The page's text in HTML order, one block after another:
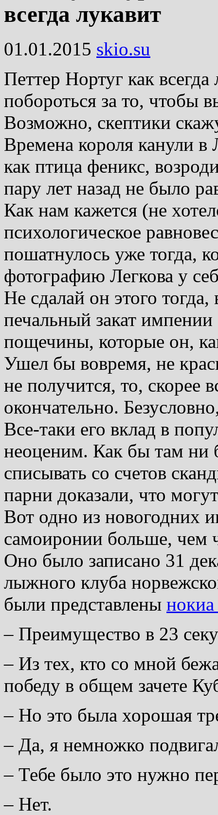
всегда лукавит
01.01.2015 skio.su
Петтер Нортуг как всегда
побороться за то, чтобы
Возможно, скептики
Времена короля канули в
как птица феникс,
пару лет назад не было
Как нам кажется (не
психологическое
пошатнулось уже тогда,
фотографию Легкова у
Не сдалай он этого
печальный закат
пощечины, которые он,
Ушел бы вовремя, не
не получится, то, скорее
окончательно.
Все-таки его вклад в
неоценим. Как бы там ни
списывать со счетов
парни доказали, что
Вот одно из новогодних
самоиронии больше, чем
Оно было записано 31
лыжного клуба
были представлены
– Преимущество в 23
– Из тех, кто со мной
победу в общем зачете
– Но это была хорошая
– Да, я немножко
– Тебе было это нужно
– Нет.